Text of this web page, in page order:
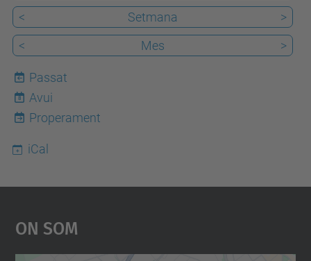
<
Setmana
>
<
Mes >
Passat
8
Avui
Properament
iCal
On Som